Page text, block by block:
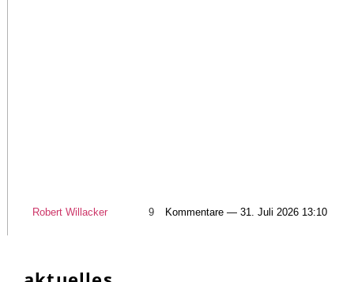
Robert Willacker 9 Kommentare — 31. Juli 2026 13:10